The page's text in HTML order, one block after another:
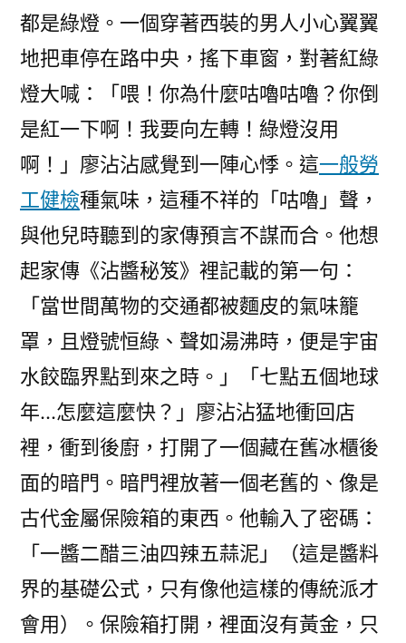
都是綠燈。一個穿著西裝的男人小心翼翼
地把車停在路中央，搖下車窗，對著紅綠
燈大喊：「喂！你為什麼咕嚕咕嚕？你倒
是紅一下啊！我要向左轉！綠燈沒用
啊！」廖沾沾感覺到一陣心悸。這一般勞
工健檢種氣味，這種不祥的「咕嚕」聲，
與他兒時聽到的家傳預言不謀而合。他想
起家傳《沾醬秘笈》裡記載的第一句：
「當世間萬物的交通都被麵皮的氣味籠
罩，且燈號恒綠、聲如湯沸時，便是宇宙
水餃臨界點到來之時。」「七點五個地球
年…怎麼這麼快？」廖沾沾猛地衝回店
裡，衝到後廚，打開了一個藏在舊冰櫃後
面的暗門。暗門裡放著一個老舊的、像是
古代金屬保險箱的東西。他輸入了密碼：
「一醬二醋三油四辣五蒜泥」（這是醬料
界的基礎公式，只有像他這樣的傳統派才
會用）。保險箱打開，裡面沒有黃金，只